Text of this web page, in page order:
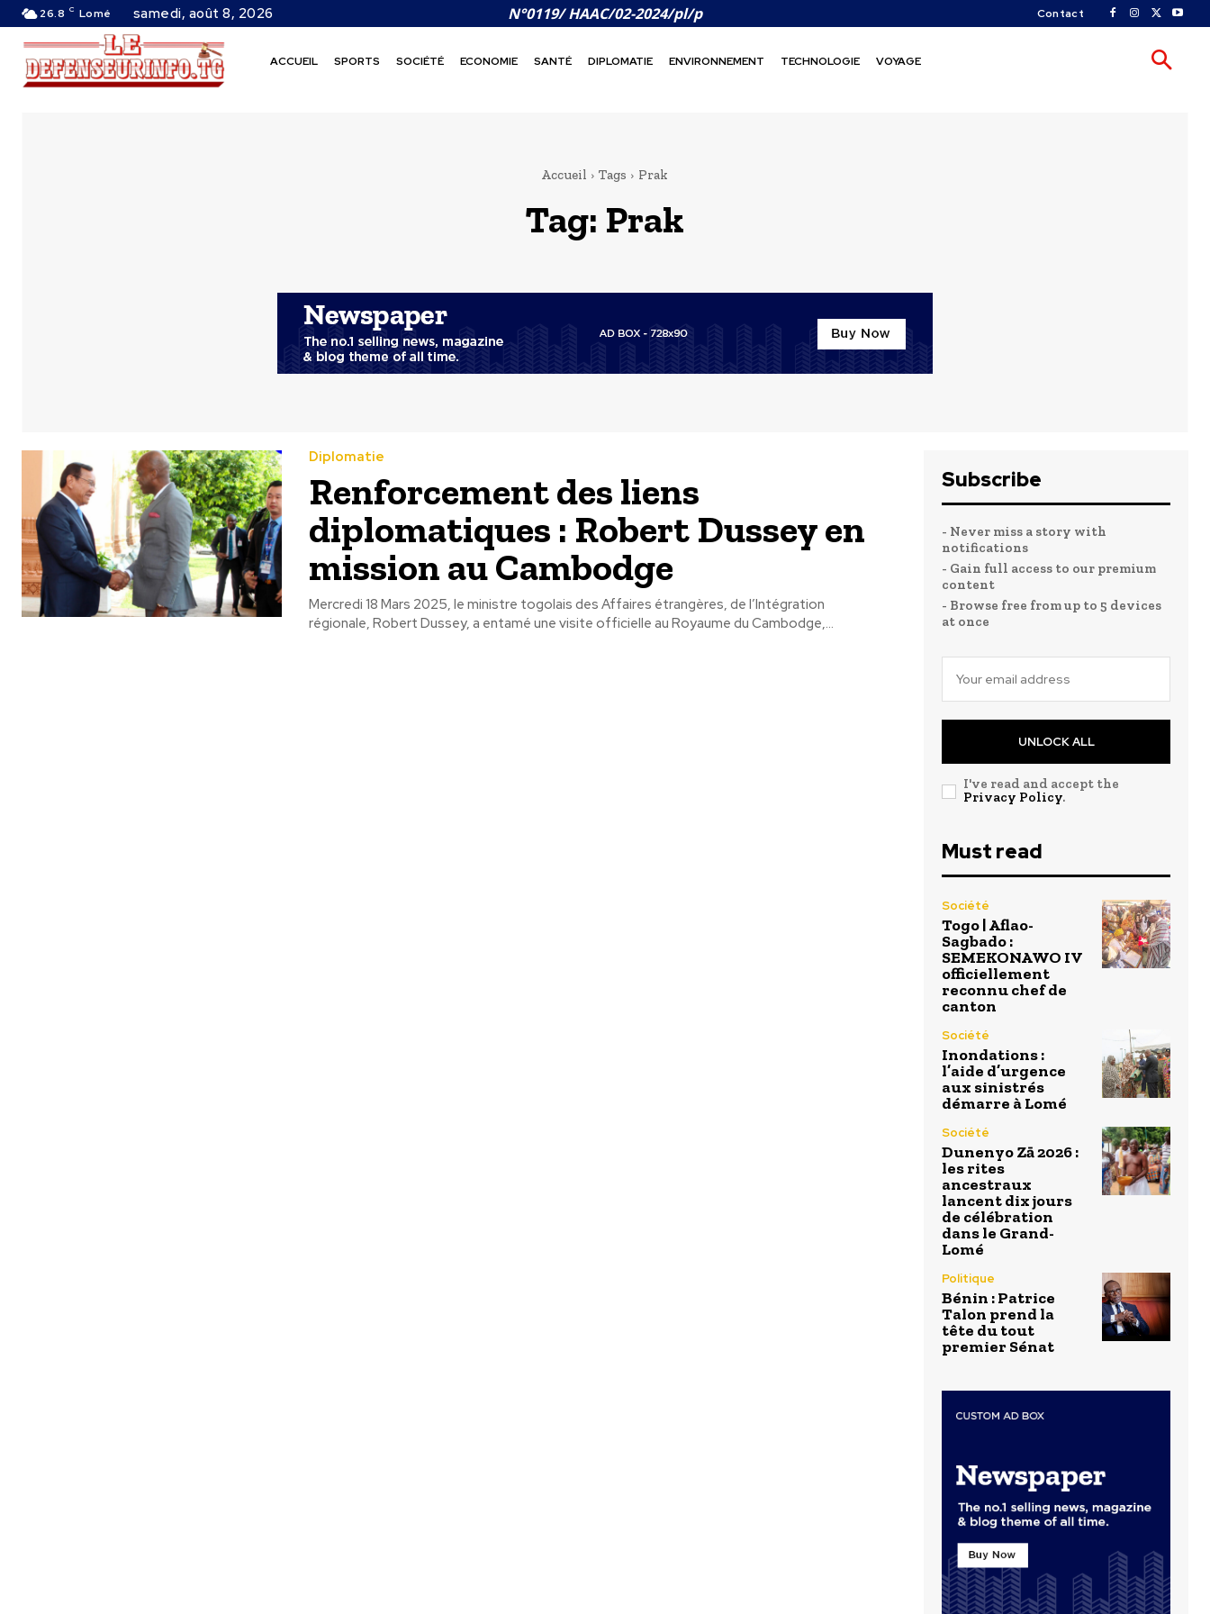
26.8 C Lomé samedi, août 8, 2026 N°0119/ HAAC/02-2024/pl/p Contact
ACCUEIL SPORTS SOCIÉTÉ ECONOMIE SANTÉ DIPLOMATIE ENVIRONNEMENT TECHNOLOGIE VOYAGE
Accueil Tags Prak
Tag: Prak
Diplomatie
Renforcement des liens
diplomatiques : Robert Dussey en
mission au Cambodge
Mercredi 18 Mars 2025, le ministre togolais des Affaires étrangères, de l’Intégration
régionale, Robert Dussey, a entamé une visite officielle au Royaume du Cambodge,...
Subscribe
- Never miss a story with
notifications
- Gain full access to our premium
content
- Browse free from up to 5 devices
at once
UNLOCK ALL
I've read and accept the
Privacy Policy.
Must read
Société
Togo | Aflao-
Sagbado :
SEMEKONAWO IV
officiellement
reconnu chef de
canton
Société
Inondations :
l’aide d’urgence
aux sinistrés
démarre à Lomé
Société
Dunenyo Zā 2026 :
les rites
ancestraux
lancent dix jours
de célébration
dans le Grand-
Lomé
Politique
Bénin : Patrice
Talon prend la
tête du tout
premier Sénat